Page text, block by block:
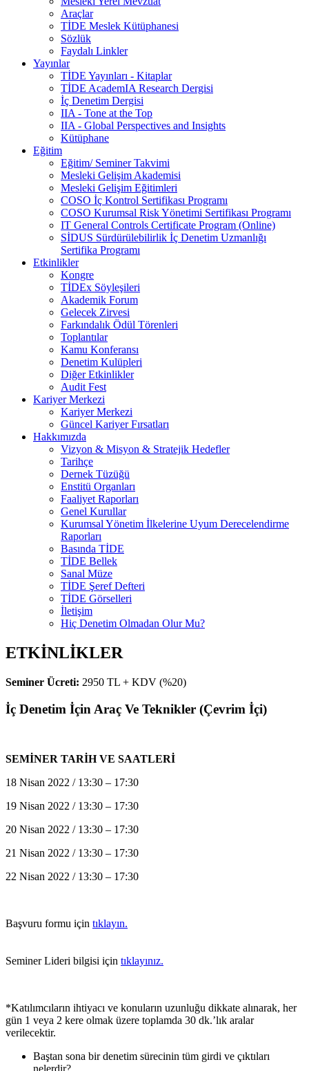
Araçlar
TİDE Meslek Kütüphanesi
Sözlük
Faydalı Linkler
Yayınlar
TİDE Yayınları - Kitaplar
TİDE AcademIA Research Dergisi
İç Denetim Dergisi
IIA - Tone at the Top
IIA - Global Perspectives and Insights
Kütüphane
Eğitim
Eğitim/ Seminer Takvimi
Mesleki Gelişim Akademisi
Mesleki Gelişim Eğitimleri
COSO İç Kontrol Sertifikası Programı
COSO Kurumsal Risk Yönetimi Sertifikası Programı
IT General Controls Certificate Program (Online)
SİDUS Sürdürülebilirlik İç Denetim Uzmanlığı
Sertifika Programı
Etkinlikler
Kongre
TİDEx Söyleşileri
Akademik Forum
Gelecek Zirvesi
Farkındalık Ödül Törenleri
Toplantılar
Kamu Konferansı
Denetim Kulüpleri
Diğer Etkinlikler
Audit Fest
Kariyer Merkezi
Kariyer Merkezi
Güncel Kariyer Fırsatları
Hakkımızda
Vizyon & Misyon & Stratejik Hedefler
Tarihçe
Dernek Tüzüğü
Enstitü Organları
Faaliyet Raporları
Genel Kurullar
Kurumsal Yönetim İlkelerine Uyum Derecelendirme
Raporları
Basında TİDE
TİDE Bellek
Sanal Müze
TİDE Şeref Defteri
TİDE Görselleri
İletişim
Hiç Denetim Olmadan Olur Mu?
ETKİNLİKLER
Seminer Ücreti: 2950 TL + KDV (%20)
İç Denetim İçin Araç Ve Teknikler (Çevrim İçi)
SEMİNER TARİH VE SAATLERİ
18 Nisan 2022 / 13:30 – 17:30
19 Nisan 2022 / 13:30 – 17:30
20 Nisan 2022 / 13:30 – 17:30
21 Nisan 2022 / 13:30 – 17:30
22 Nisan 2022 / 13:30 – 17:30
Başvuru formu için tıklayın.
Seminer Lideri bilgisi için tıklayınız.
*Katılımcıların ihtiyacı ve konuların uzunluğu dikkate alınarak, her
gün 1 veya 2 kere olmak üzere toplamda 30 dk.’lık aralar
verilecektir.
Baştan sona bir denetim sürecinin tüm girdi ve çıktıları